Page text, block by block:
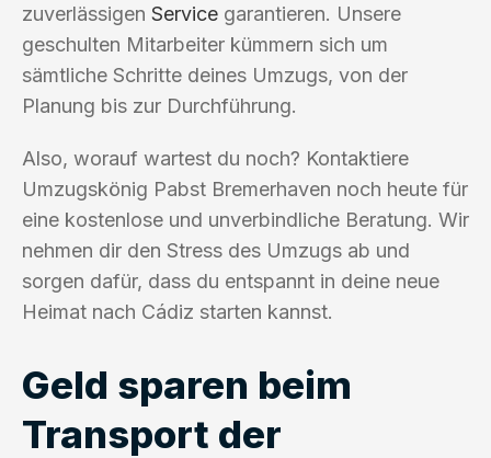
zuverlässigen Service garantieren. Unsere
geschulten Mitarbeiter kümmern sich um
sämtliche Schritte deines Umzugs, von der
Planung bis zur Durchführung.
Also, worauf wartest du noch? Kontaktiere
Umzugskönig Pabst Bremerhaven noch heute für
eine kostenlose und unverbindliche Beratung. Wir
nehmen dir den Stress des Umzugs ab und
sorgen dafür, dass du entspannt in deine neue
Heimat nach Cádiz starten kannst.
Geld sparen beim
Transport der